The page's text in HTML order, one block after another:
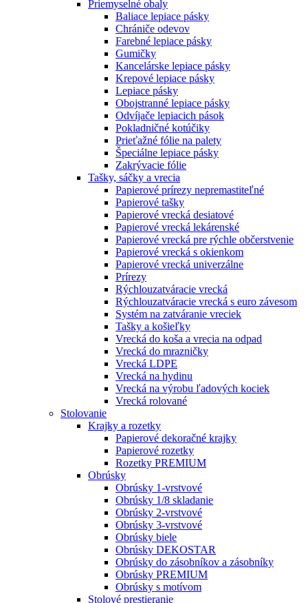
Priemyselné obaly
Baliace lepiace pásky
Chrániče odevov
Farebné lepiace pásky
Gumičky
Kancelárske lepiace pásky
Krepové lepiace pásky
Lepiace pásky
Obojstranné lepiace pásky
Odvíjače lepiacich pások
Pokladničné kotúčiky
Prieťažné fólie na palety
Špeciálne lepiace pásky
Zakrývacie fólie
Tašky, sáčky a vrecia
Papierové prírezy nepremastiteľné
Papierové tašky
Papierové vrecká desiatové
Papierové vrecká lekárenské
Papierové vrecká pre rýchle občerstvenie
Papierové vrecká s okienkom
Papierové vrecká univerzálne
Prírezy
Rýchlouzatváracie vrecká
Rýchlouzatváracie vrecká s euro závesom
Systém na zatváranie vreciek
Tašky a košieľky
Vrecká do koša a vrecia na odpad
Vrecká do mrazničky
Vrecká LDPE
Vrecká na hydinu
Vrecká na výrobu ľadových kociek
Vrecká rolované
Stolovanie
Krajky a rozetky
Papierové dekoračné krajky
Papierové rozetky
Rozetky PREMIUM
Obrúsky
Obrúsky 1-vrstvové
Obrúsky 1/8 skladanie
Obrúsky 2-vrstvové
Obrúsky 3-vrstvové
Obrúsky biele
Obrúsky DEKOSTAR
Obrúsky do zásobníkov a zásobníky
Obrúsky PREMIUM
Obrúsky s motívom
Stolové prestieranie